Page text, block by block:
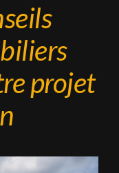
projet